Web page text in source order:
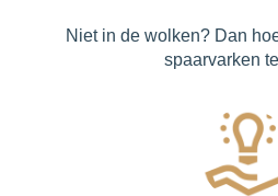
Niet in de wolken? Dan
spaarvarken